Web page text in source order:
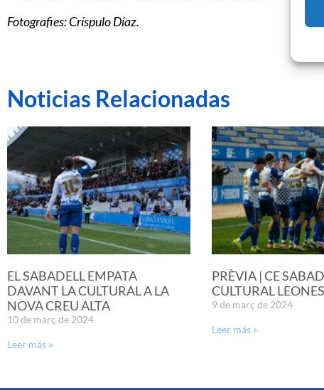
Fotografies: Críspulo Díaz.
Noticias Relacionadas
EL SABADELL EMPATA
DAVANT LA CULTURAL A LA
NOVA CREU ALTA
10 de març de 2024
Leer más »
PRÈVIA | CE
CULTURAL
9 de març de 2024
Leer más »